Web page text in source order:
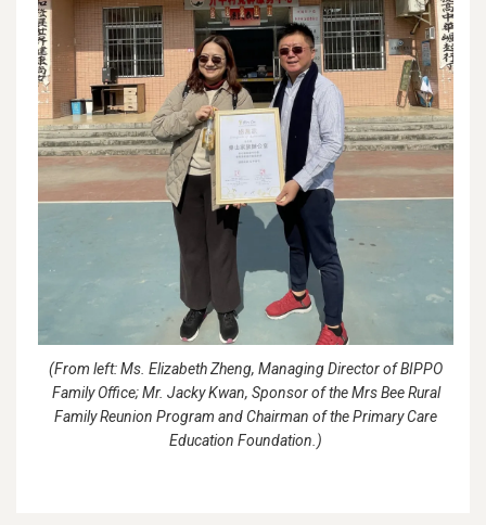
(From left: Ms. Elizabeth Zheng, Managing Director of BIPPO
Family Office; Mr. Jacky Kwan, Sponsor of the Mrs Bee Rural
Family Reunion Program and Chairman of the Primary Care
Education Foundation.)